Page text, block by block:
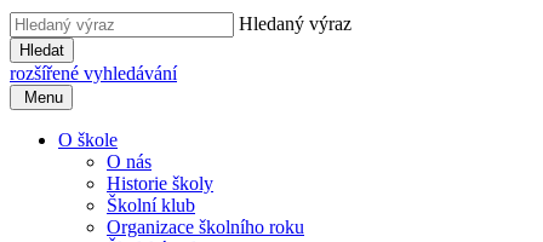
Hledaný výraz
Hledat
rozšířené vyhledávání
Menu
O škole
O nás
Historie školy
Školní klub
Organizace školního roku